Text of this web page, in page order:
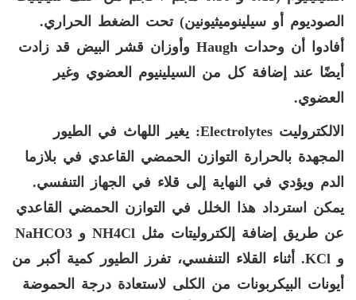
الصوديوم أو سيلينوميثيونين) تحت الضغط الحراري.
أفادوا أن وحدات Haugh وأوزان قشر البيض قد زادت
أيضًا عند إضافة كل من السيلينيوم العضوي وغير
العضوي.
الالكتروليت Electrolytes: يغير اللهاث في الطيور
المجهدة بالحرارة التوازن الحمضي القاعدي في بلازما
الدم ويؤدي في النهاية إلى قلاء في الجهاز التنفسي.
يمكن استرداد هذا الخلل في التوازن الحمضي القاعدي
عن طريق إضافة إلكتروليتات مثل NH4Cl و NaHCO3
و KCl. أثناء القلاء التنفسي، تفرز الطيور كمية أكبر من
أيونات البيكربونات من الكلى لاستعادة درجة الحموضة